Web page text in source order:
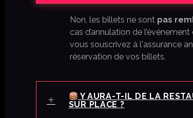
Non, les billets ne sont pas
cas d’annulation de
vous souscrivez à l'assurance
réservation de vos billets.
Y AURA-T-IL DE LA
SUR PLACE ?